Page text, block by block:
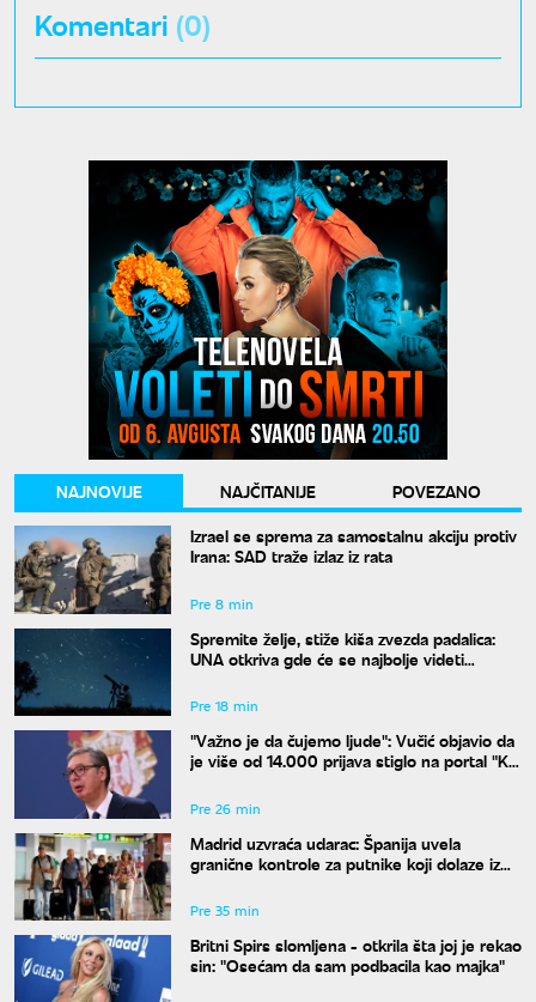
Komentari (0)
NAJNOVIJE NAJČITANIJE
POVEZANO
Izrael se sprema za samostalnu akciju protiv
Irana: SAD traže izlaz iz rata
Pre 8 min
Spremite želje, stiže kiša zvezda padalica:
UNA otkriva gde će se najbolje videti
Pre 18 min
"Važno je da čujemo ljude": Vučić objavio da
je više od 14.000 prijava stiglo na portal "Ko
Pre 26 min
Madrid uzvraća udarac: Španija uvela
granične kontrole za putnike koji dolaze iz
Pre 35 min
Britni Spirs slomljena - otkrila šta joj je rekao
sin: "Osećam da sam podbacila kao majka"